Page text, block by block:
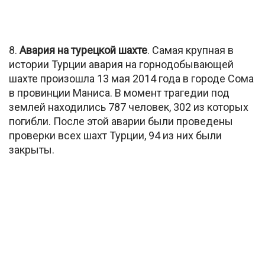
8. Авария на турецкой шахте. Самая крупная в
истории Турции авария на горнодобывающей
шахте произошла 13 мая 2014 года в городе Сома
в провинции Маниса. В момент трагедии под
землей находились 787 человек, 302 из которых
погибли. После этой аварии были проведены
проверки всех шахт Турции, 94 из них были
закрыты.